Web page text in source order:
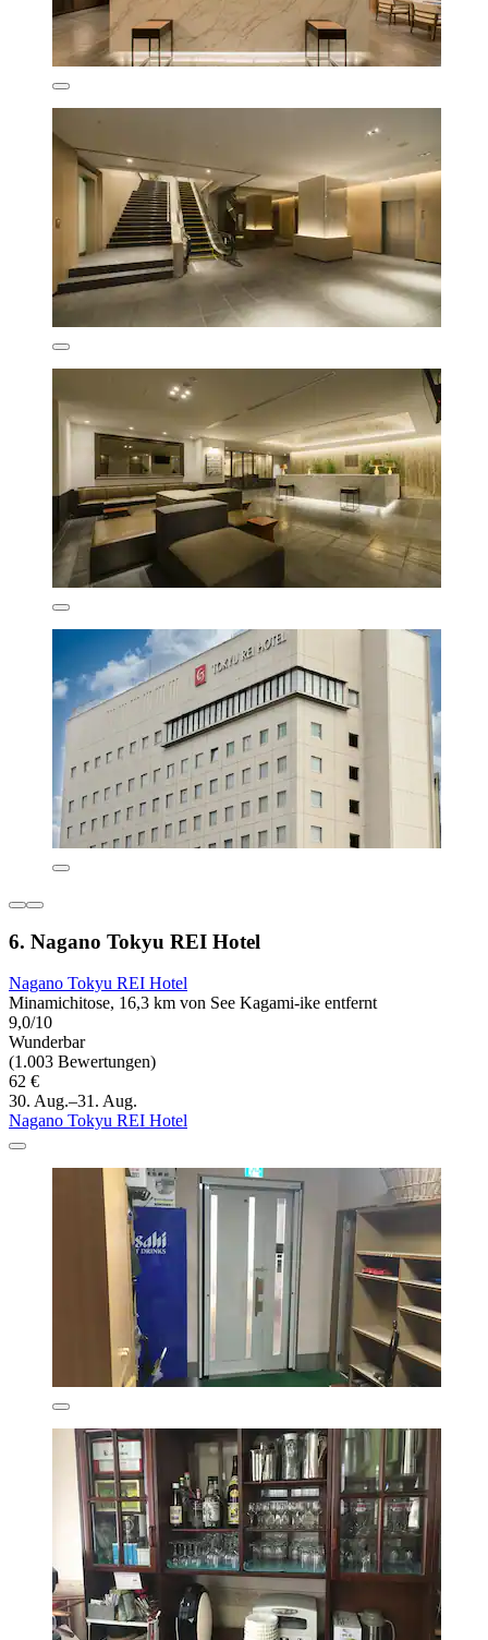
6. Nagano Tokyu REI Hotel
Nagano Tokyu REI Hotel
Minamichitose, 16,3 km von See Kagami-ike entfernt
9,0/10
Wunderbar
(1.003 Bewertungen)
62 €
30. Aug.–31. Aug.
Nagano Tokyu REI Hotel